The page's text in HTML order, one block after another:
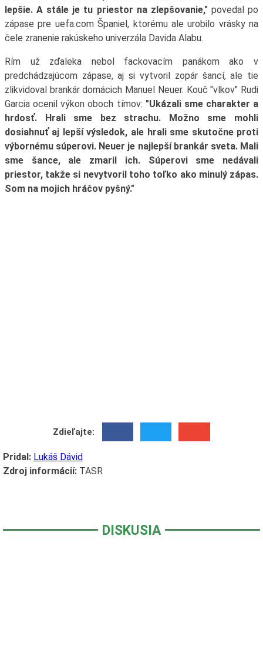
lepšie. A stále je tu priestor na zlepšovanie," povedal po
zápase pre uefa.com Španiel, ktorému ale urobilo vrásky na
čele zranenie rakúskeho univerzála Davida Alabu.
Rím už zďaleka nebol fackovacím panákom ako v
predchádzajúcom zápase, aj si vytvoril zopár šancí, ale tie
zlikvidoval brankár domácich Manuel Neuer. Kouč "vlkov" Rudi
Garcia ocenil výkon oboch tímov: "Ukázali sme charakter a
hrdosť. Hrali sme bez strachu. Možno sme mohli
dosiahnuť aj lepší výsledok, ale hrali sme skutočne proti
výbornému súperovi. Neuer je najlepší brankár sveta. Mali
sme šance, ale zmaril ich. Súperovi sme nedávali
priestor, takže si nevytvoril toho toľko ako minulý zápas.
Som na mojich hráčov pyšný."
Zdieľajte:
Pridal: Lukáš Dávid
Zdroj informácií:TASR
DISKUSIA